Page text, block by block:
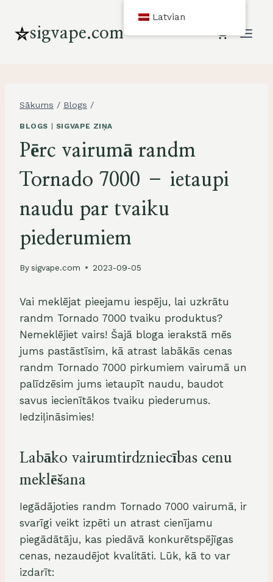
saturusigvape.com
Sākums / Blogs /
BLOGS SIGVAPE ZIŅA
Pērc vairumā randm
Tornado 7000 – ietaupi
naudu par tvaiku
piederumiem
Bysigvape.com 2023-09-05
Vai meklējat pieejamu iespēju, lai uzkrātu
randm Tornado 7000 tvaiku produktus?
Nemeklējiet vairs! Šajā bloga ierakstā mēs
jums pastāstīsim, kā atrast labākās cenas
randm Tornado 7000 pirkumiem vairumā un
palīdzēsim jums ietaupīt naudu, baudot
savus iecienītākos tvaiku piederumus.
Iedziļināsimies!
Labāko vairumtirdzniecības cenu
meklēšana
Iegādājoties randm Tornado 7000 vairumā, ir
svarīgi veikt izpēti un atrast cienījamu
piegādātāju, kas piedāvā konkurētspējīgas
cenas, nezaudējot kvalitāti. Lūk, kā to var
izdarīt:
Latvian